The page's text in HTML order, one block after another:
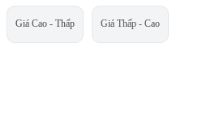
Giá Cao - Thấp Giá Thấp - Cao